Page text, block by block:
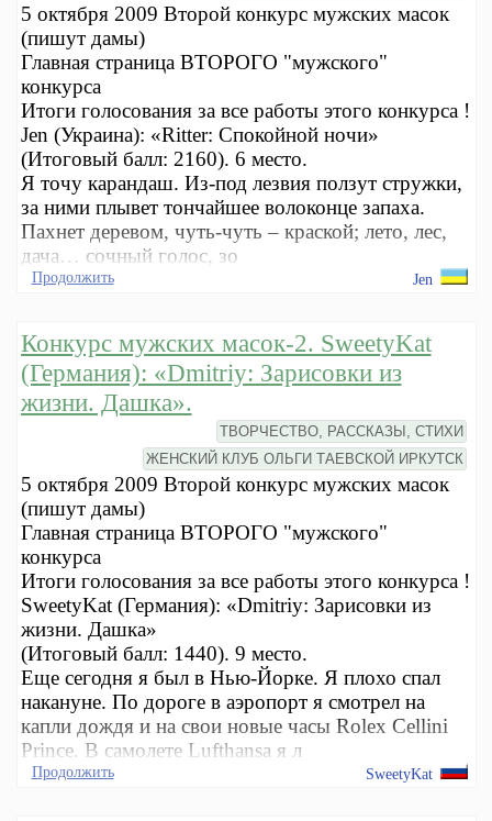
5 октября 2009 Второй конкурс мужских масок
(пишут дамы)
Главная страница ВТОРОГО "мужского"
конкурса
Итоги голосования за все работы этого конкурса !
Jen (Украина): «Ritter: Спокойной ночи»
(Итоговый балл: 2160). 6 место.
Я точу карандаш. Из-под лезвия ползут стружки,
за ними плывет тончайшее волоконце запаха.
Пахнет деревом, чуть-чуть – краской; лето, лес,
дача… сочный голос, зо
Продолжить Jen
Конкурс мужских масок-2. SweetyKat
(Германия): «Dmitriy: Зарисовки из
жизни. Дашка».
ТВОРЧЕСТВО, РАССКАЗЫ, СТИХИ
ЖЕНСКИЙ КЛУБ ОЛЬГИ ТАЕВСКОЙ ИРКУТСК
5 октября 2009 Второй конкурс мужских масок
(пишут дамы)
Главная страница ВТОРОГО "мужского"
конкурса
Итоги голосования за все работы этого конкурса !
SweetyKat (Германия): «Dmitriy: Зарисовки из
жизни. Дашка»
(Итоговый балл: 1440). 9 место.
Еще сегодня я был в Нью-Йорке. Я плохо спал
накануне. По дороге в аэропорт я смотрел на
капли дождя и на свои новые часы Rolex Cellini
Prince. В самолете Lufthansa я л
Продолжить SweetyKat